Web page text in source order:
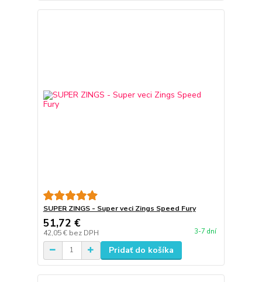
SUPER ZINGS - Super veci Zings Speed Fury
51,72 €
42,05 € bez DPH 3-7 dní
Pridať do košíka